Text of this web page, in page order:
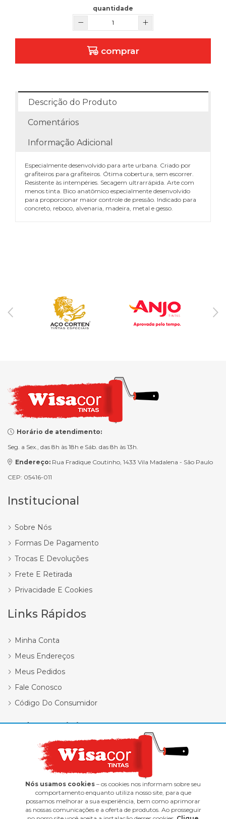
quantidade
comprar
Descrição do Produto
Comentários
Informação Adicional
Especialmente desenvolvido para arte urbana. Criado por
grafiteiros para grafiteiros. Ótima cobertura, sem escorrer.
Resistente às intempéries. Secagem ultrarrápida. Arte com
menos tinta. Bico anatômico especialmente desenvolvido
para proporcionar maior controle de pressão. Indicado para
concreto, reboco, alvenaria, madeira, metal e gesso.
Horário de atendimento:
Seg. a Sex., das 8h às 18h e Sáb. das 8h às 13h.
Endereço: Rua Fradique Coutinho, 1433 Vila Madalena - São Paulo
CEP: 05416-011
Institucional
Sobre Nós
Formas De Pagamento
Trocas E Devoluções
Frete E Retirada
Privacidade E Cookies
Links Rápidos
Minha Conta
Meus Endereços
Meus Pedidos
Fale Conosco
Código Do Consumidor
Redes Sociais
Wisacor Tintas | 12.418.338/0001-47
Nós usamos cookies – os cookies nos informam sobre seu
comportamento enquanto utiliza nosso site, para que
possamos melhorar a sua experiência, bem como aprimorar
as nossas comunicações e a oferta de produtos. Ao prosseguir